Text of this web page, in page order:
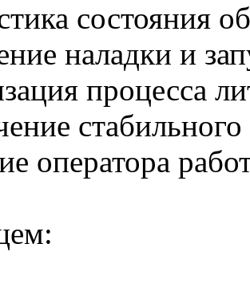
состояния
наладки и
процесса
оператора